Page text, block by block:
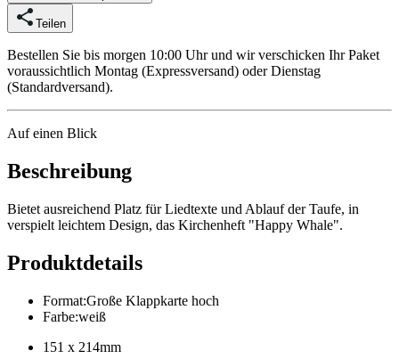
Teilen
Bestellen Sie bis morgen 10:00 Uhr und wir verschicken Ihr Paket
voraussichtlich Montag (Expressversand) oder Dienstag
(Standardversand).
Auf einen Blick
Beschreibung
Bietet ausreichend Platz für Liedtexte und Ablauf der Taufe, in
verspielt leichtem Design, das Kirchenheft "Happy Whale".
Produktdetails
Format:Große Klappkarte hoch
Farbe:weiß
151 x 214mm